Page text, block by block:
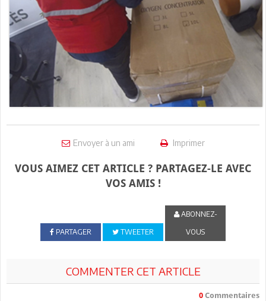
Envoyer à un ami Imprimer
VOUS AIMEZ CET ARTICLE ? PARTAGEZ-LE AVEC
VOS AMIS !
PARTAGER TWEETER
ABONNEZ-
VOUS
COMMENTER CET ARTICLE
0 Commentaires